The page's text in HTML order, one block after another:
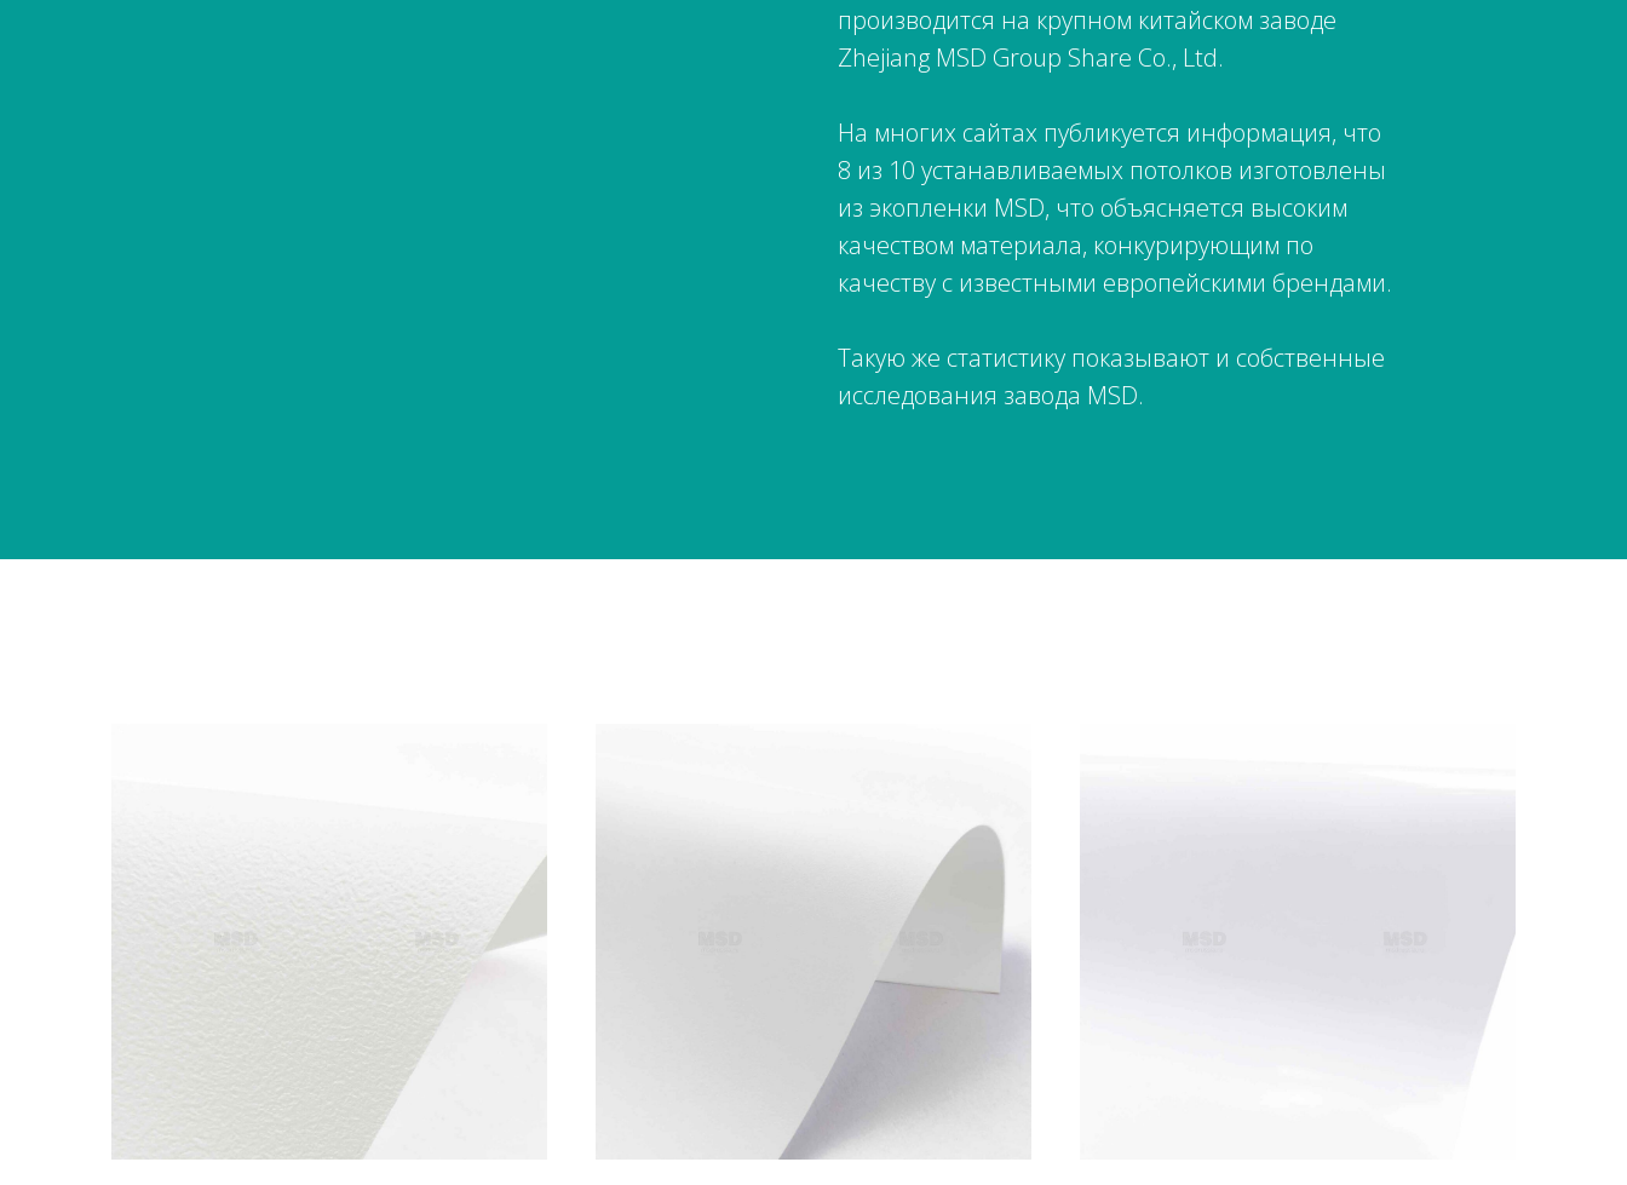
производится на крупном китайском заводе
Zhejiang MSD Group Share Co., Ltd.
На многих сайтах публикуется информация, что
8 из 10 устанавливаемых потолков изготовлены
из экопленки MSD, что объясняется высоким
качеством материала, конкурирующим по
качеству с известными европейскими брендами.
Такую же статистику показывают и собственные
исследования завода MSD.